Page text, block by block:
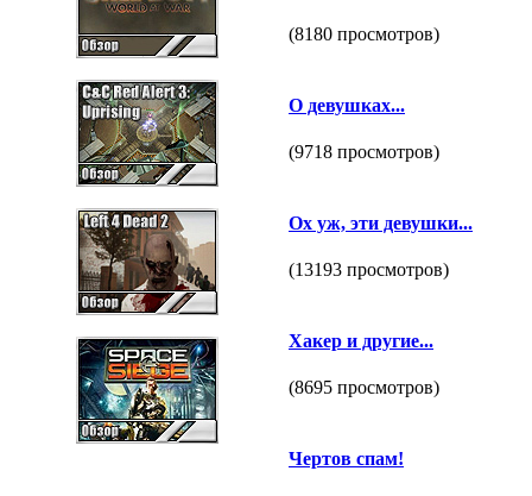
(8180 просмотров)
О девушках...
(9718 просмотров)
Ох уж, эти девушки...
(13193 просмотров)
Хакер и другие...
(8695 просмотров)
Чертов спам!